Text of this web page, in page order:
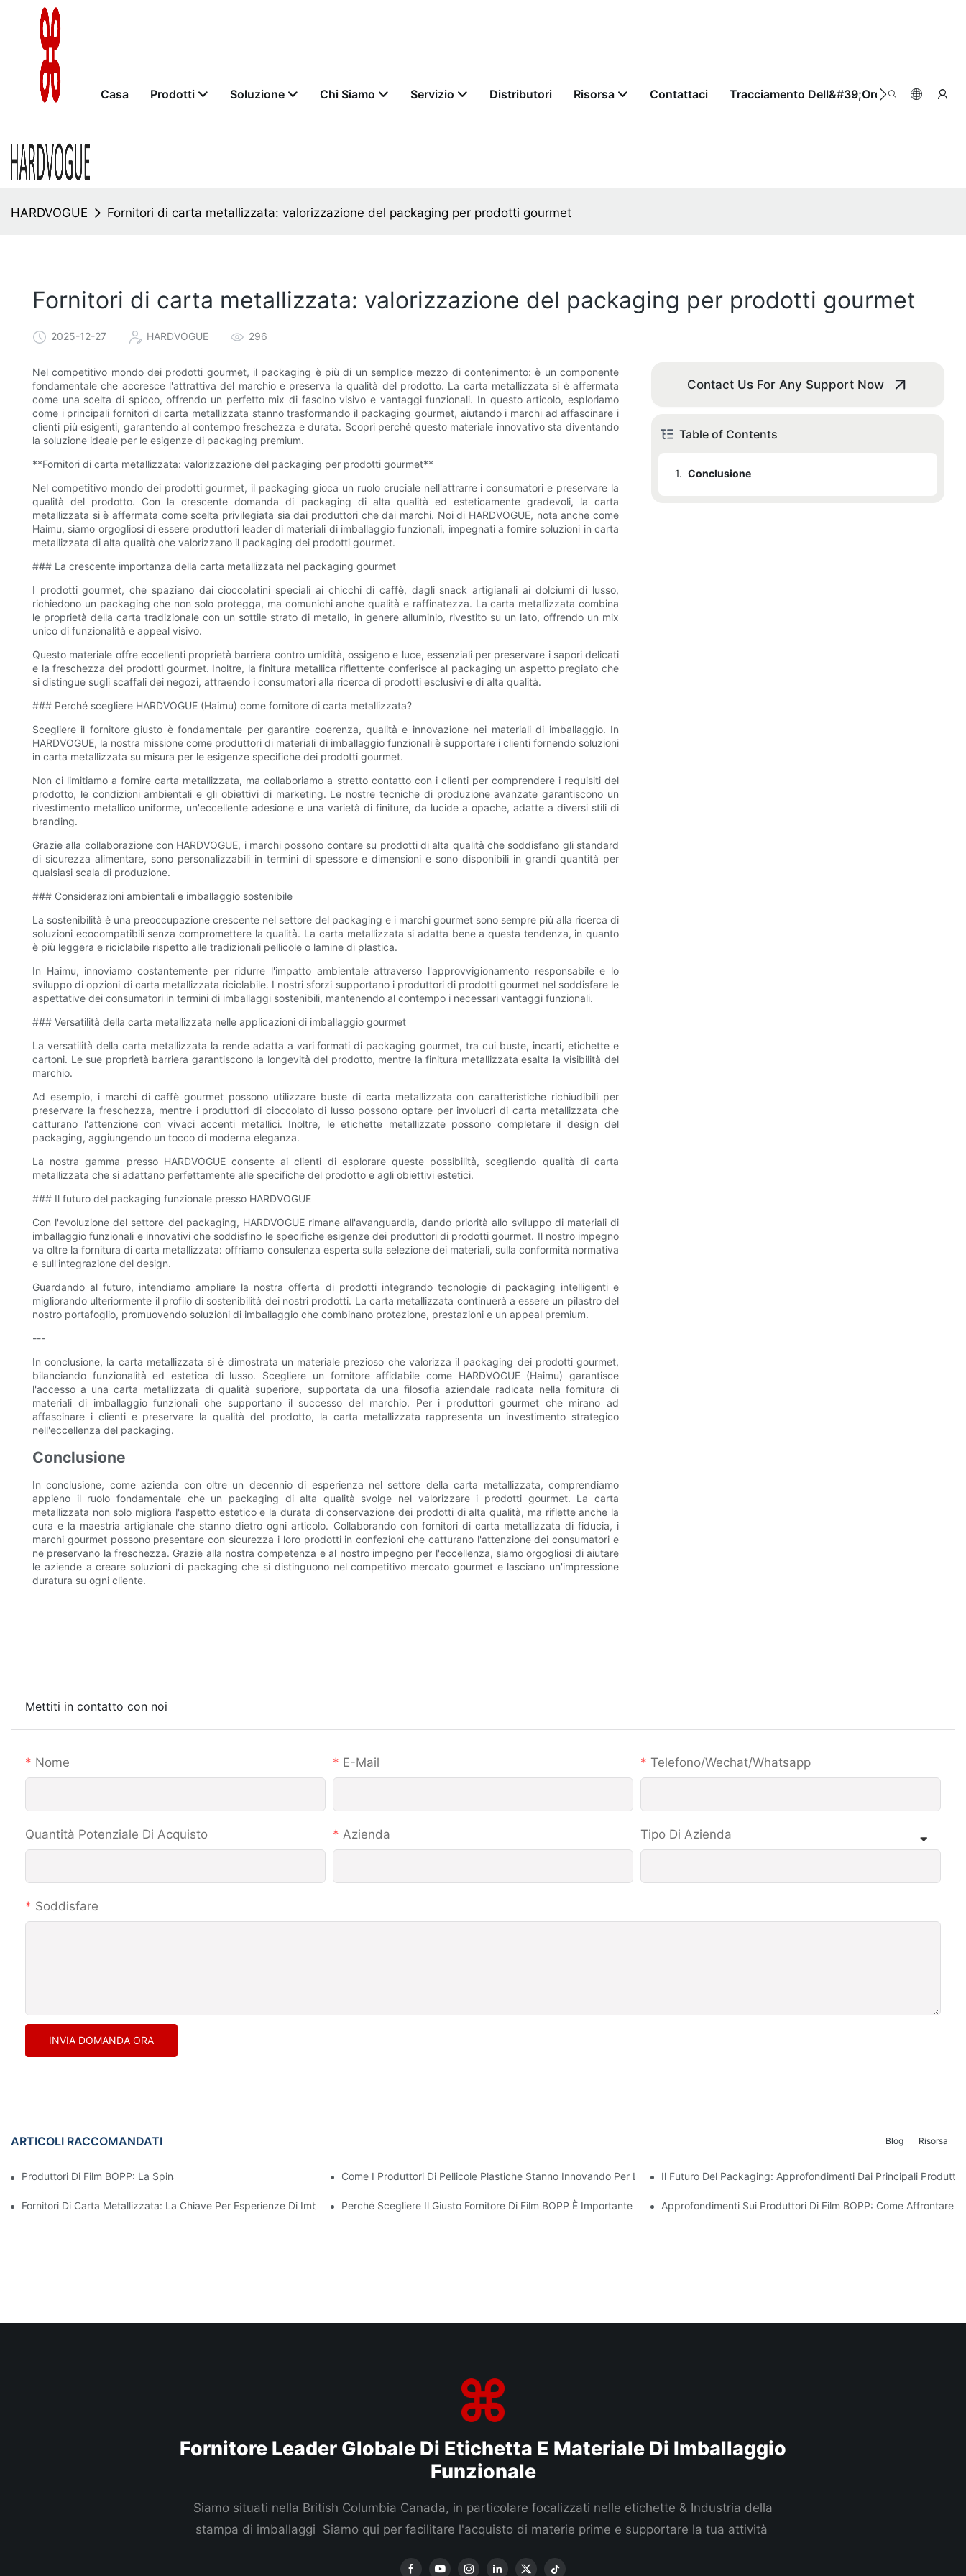
Casa Prodotti Soluzione Chi Siamo Servizio Distributori Risorsa Contattaci Tracciamento Dell&#39;ordine
HARDVOGUE Fornitori di carta metallizzata: valorizzazione del packaging per prodotti gourmet
Fornitori di carta metallizzata: valorizzazione del packaging per prodotti gourmet
2025-12-27 HARDVOGUE 296
Nel competitivo mondo dei prodotti gourmet, il packaging è più di un semplice mezzo di contenimento: è un componente
fondamentale che accresce l'attrattiva del marchio e preserva la qualità del prodotto. La carta metallizzata si è affermata
come una scelta di spicco, offrendo un perfetto mix di fascino visivo e vantaggi funzionali. In questo articolo, esploriamo
come i principali fornitori di carta metallizzata stanno trasformando il packaging gourmet, aiutando i marchi ad affascinare i
clienti più esigenti, garantendo al contempo freschezza e durata. Scopri perché questo materiale innovativo sta diventando
la soluzione ideale per le esigenze di packaging premium.
**Fornitori di carta metallizzata: valorizzazione del packaging per prodotti gourmet**
Nel competitivo mondo dei prodotti gourmet, il packaging gioca un ruolo cruciale nell'attrarre i consumatori e preservare la
qualità del prodotto. Con la crescente domanda di packaging di alta qualità ed esteticamente gradevoli, la carta
metallizzata si è affermata come scelta privilegiata sia dai produttori che dai marchi. Noi di HARDVOGUE, nota anche come
Haimu, siamo orgogliosi di essere produttori leader di materiali di imballaggio funzionali, impegnati a fornire soluzioni in carta
metallizzata di alta qualità che valorizzano il packaging dei prodotti gourmet.
### La crescente importanza della carta metallizzata nel packaging gourmet
I prodotti gourmet, che spaziano dai cioccolatini speciali ai chicchi di caffè, dagli snack artigianali ai dolciumi di lusso,
richiedono un packaging che non solo protegga, ma comunichi anche qualità e raffinatezza. La carta metallizzata combina
le proprietà della carta tradizionale con un sottile strato di metallo, in genere alluminio, rivestito su un lato, offrendo un mix
unico di funzionalità e appeal visivo.
Questo materiale offre eccellenti proprietà barriera contro umidità, ossigeno e luce, essenziali per preservare i sapori delicati
e la freschezza dei prodotti gourmet. Inoltre, la finitura metallica riflettente conferisce al packaging un aspetto pregiato che
si distingue sugli scaffali dei negozi, attraendo i consumatori alla ricerca di prodotti esclusivi e di alta qualità.
### Perché scegliere HARDVOGUE (Haimu) come fornitore di carta metallizzata?
Scegliere il fornitore giusto è fondamentale per garantire coerenza, qualità e innovazione nei materiali di imballaggio. In
HARDVOGUE, la nostra missione come produttori di materiali di imballaggio funzionali è supportare i clienti fornendo soluzioni
in carta metallizzata su misura per le esigenze specifiche dei prodotti gourmet.
Non ci limitiamo a fornire carta metallizzata, ma collaboriamo a stretto contatto con i clienti per comprendere i requisiti del
prodotto, le condizioni ambientali e gli obiettivi di marketing. Le nostre tecniche di produzione avanzate garantiscono un
rivestimento metallico uniforme, un'eccellente adesione e una varietà di finiture, da lucide a opache, adatte a diversi stili di
branding.
Grazie alla collaborazione con HARDVOGUE, i marchi possono contare su prodotti di alta qualità che soddisfano gli standard
di sicurezza alimentare, sono personalizzabili in termini di spessore e dimensioni e sono disponibili in grandi quantità per
qualsiasi scala di produzione.
### Considerazioni ambientali e imballaggio sostenibile
La sostenibilità è una preoccupazione crescente nel settore del packaging e i marchi gourmet sono sempre più alla ricerca di
soluzioni ecocompatibili senza compromettere la qualità. La carta metallizzata si adatta bene a questa tendenza, in quanto
è più leggera e riciclabile rispetto alle tradizionali pellicole o lamine di plastica.
In Haimu, innoviamo costantemente per ridurre l'impatto ambientale attraverso l'approvvigionamento responsabile e lo
sviluppo di opzioni di carta metallizzata riciclabile. I nostri sforzi supportano i produttori di prodotti gourmet nel soddisfare le
aspettative dei consumatori in termini di imballaggi sostenibili, mantenendo al contempo i necessari vantaggi funzionali.
### Versatilità della carta metallizzata nelle applicazioni di imballaggio gourmet
La versatilità della carta metallizzata la rende adatta a vari formati di packaging gourmet, tra cui buste, incarti, etichette e
cartoni. Le sue proprietà barriera garantiscono la longevità del prodotto, mentre la finitura metallizzata esalta la visibilità del
marchio.
Ad esempio, i marchi di caffè gourmet possono utilizzare buste di carta metallizzata con caratteristiche richiudibili per
preservare la freschezza, mentre i produttori di cioccolato di lusso possono optare per involucri di carta metallizzata che
catturano l'attenzione con vivaci accenti metallici. Inoltre, le etichette metallizzate possono completare il design del
packaging, aggiungendo un tocco di moderna eleganza.
La nostra gamma presso HARDVOGUE consente ai clienti di esplorare queste possibilità, scegliendo qualità di carta
metallizzata che si adattano perfettamente alle specifiche del prodotto e agli obiettivi estetici.
### Il futuro del packaging funzionale presso HARDVOGUE
Con l'evoluzione del settore del packaging, HARDVOGUE rimane all'avanguardia, dando priorità allo sviluppo di materiali di
imballaggio funzionali e innovativi che soddisfino le specifiche esigenze dei produttori di prodotti gourmet. Il nostro impegno
va oltre la fornitura di carta metallizzata: offriamo consulenza esperta sulla selezione dei materiali, sulla conformità normativa
e sull'integrazione del design.
Guardando al futuro, intendiamo ampliare la nostra offerta di prodotti integrando tecnologie di packaging intelligenti e
migliorando ulteriormente il profilo di sostenibilità dei nostri prodotti. La carta metallizzata continuerà a essere un pilastro del
nostro portafoglio, promuovendo soluzioni di imballaggio che combinano protezione, prestazioni e un appeal premium.
---
In conclusione, la carta metallizzata si è dimostrata un materiale prezioso che valorizza il packaging dei prodotti gourmet,
bilanciando funzionalità ed estetica di lusso. Scegliere un fornitore affidabile come HARDVOGUE (Haimu) garantisce
l'accesso a una carta metallizzata di qualità superiore, supportata da una filosofia aziendale radicata nella fornitura di
materiali di imballaggio funzionali che supportano il successo del marchio. Per i produttori gourmet che mirano ad
affascinare i clienti e preservare la qualità del prodotto, la carta metallizzata rappresenta un investimento strategico
nell'eccellenza del packaging.
Conclusione
In conclusione, come azienda con oltre un decennio di esperienza nel settore della carta metallizzata, comprendiamo
appieno il ruolo fondamentale che un packaging di alta qualità svolge nel valorizzare i prodotti gourmet. La carta
metallizzata non solo migliora l'aspetto estetico e la durata di conservazione dei prodotti di alta qualità, ma riflette anche la
cura e la maestria artigianale che stanno dietro ogni articolo. Collaborando con fornitori di carta metallizzata di fiducia, i
marchi gourmet possono presentare con sicurezza i loro prodotti in confezioni che catturano l'attenzione dei consumatori e
ne preservano la freschezza. Grazie alla nostra competenza e al nostro impegno per l'eccellenza, siamo orgogliosi di aiutare
le aziende a creare soluzioni di packaging che si distinguono nel competitivo mercato gourmet e lasciano un'impressione
duratura su ogni cliente.
Contact Us For Any Support Now
Table of Contents
1. Conclusione
Mettiti in contatto con noi
Nome E-Mail Telefono/wechat/whatsapp
Quantità Potenziale Di Acquisto Azienda Tipo Di Azienda
Soddisfare
INVIA DOMANDA ORA
ARTICOLI RACCOMANDATI Risorsa
Blog
Produttori Di Film BOPP: La Spina Dorsale Degli Imballaggi Flessibili Come I Produttori Di Pellicole Plastiche Stanno Innovando Per La SostenibilitàIl Futuro Del Packaging: Approfondimenti Dai Principali
Fornitori Di Carta Metallizzata: La Chiave Per Esperienze Di Imballaggio Di LussoPerché Scegliere Il Giusto Fornitore Di Film BOPP È Importante Per La Tua AttivitàApprofondimenti Sui Produttori Di Film BOPP: Come Affrontare
Fornitore Leader Globale Di Etichetta E Materiale Di Imballaggio
Funzionale
Siamo situati nella British Columbia Canada, in particolare focalizzati nelle etichette & Industria della
stampa di imballaggi Siamo qui per facilitare l'acquisto di materie prime e supportare la tua attività